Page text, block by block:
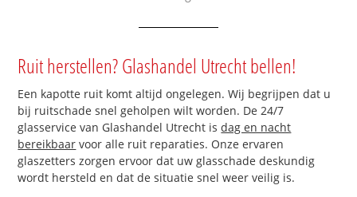
Ruit herstellen? Glashandel Utrecht bellen!
Een kapotte ruit komt altijd ongelegen. Wij begrijpen dat u
bij ruitschade snel geholpen wilt worden. De 24/7
glasservice van Glashandel Utrecht isdag en nacht
bereikbaar voor alle ruit reparaties. Onze ervaren
glaszetters zorgen ervoor dat uw glasschade deskundig
wordt hersteld en dat de situatie snel weer veilig is.